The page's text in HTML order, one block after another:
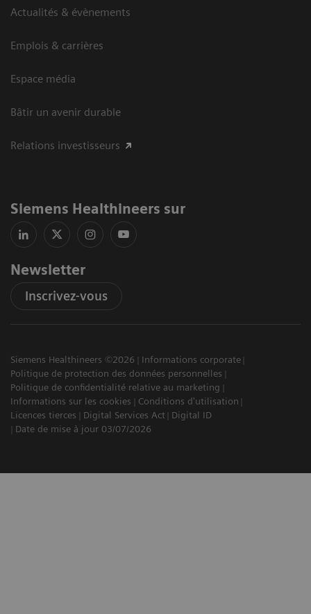
Actualités & évènements
Emplois & carrières
Espace média
Bâtir un avenir durable
Relations investisseurs
Siemens Healthineers sur
Newsletter
Inscrivez-vous
Siemens Healthineers ©2026
Informations corporate
Politique de protection des données personnelles
Politique de confidentialité relative au marketing
Informations sur les cookies
Conditions d'utilisation
Licences tierces
Digital Services Act
Digital ID
Date de mise à jour 03/07/2026